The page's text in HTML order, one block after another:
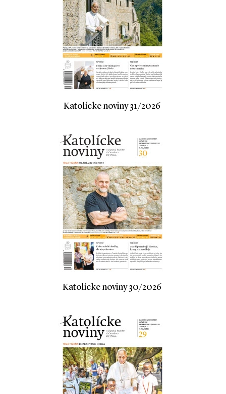
Katolícke noviny 31/2026
Katolícke noviny 30/2026